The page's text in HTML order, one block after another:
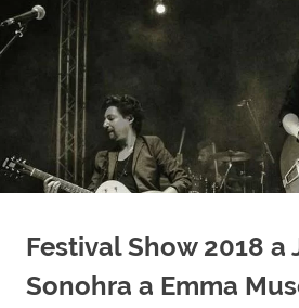
Festival Show 2018 a
Sonohra a Emma